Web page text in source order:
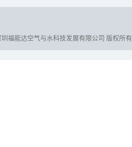
福能达空气与水科技发展有限公司 版权所有